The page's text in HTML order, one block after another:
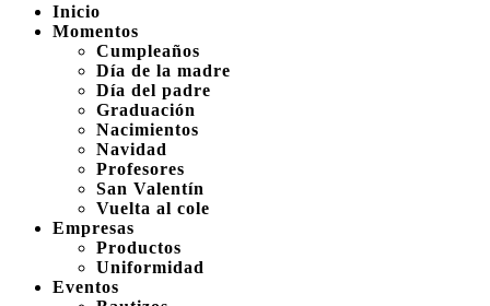
Inicio
Momentos
Cumpleaños
Día de la madre
Día del padre
Graduación
Nacimientos
Navidad
Profesores
San Valentín
Vuelta al cole
Empresas
Productos
Uniformidad
Eventos